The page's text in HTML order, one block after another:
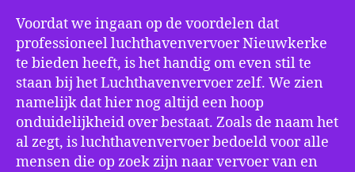
Voordat we ingaan op de voordelen dat
professioneel luchthavenvervoer Nieuwkerke
te bieden heeft, is het handig om even stil te
staan bij het Luchthavenvervoer zelf. We zien
namelijk dat hier nog altijd een hoop
onduidelijkheid over bestaat. Zoals de naam het
al zegt, is luchthavenvervoer bedoeld voor alle
mensen die op zoek zijn naar vervoer van en